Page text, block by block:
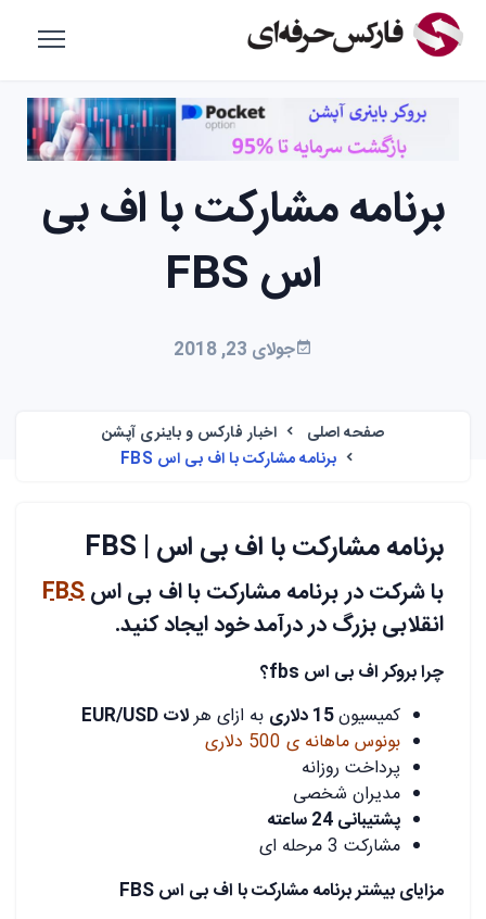
برنامه مشارکت با اف بی
اس FBS
جولای 23, 2018
صفحه اصلی
اخبار فارکس و باینری آپشن
برنامه مشارکت با اف بی اس FBS
برنامه مشارکت با اف بی اس | FBS
با شرکت در برنامه مشارکت با اف بی اسFBS
انقلابی بزرگ در درآمد خود ایجاد کنید.
چرا بروکر اف بی اس fbs؟
کمیسیون
به ازای هرلات EUR/USD
بونوس ماهانه ی 500 دلاری
پرداخت روزانه
مدیران شخصی
پشتیبانی 24 ساعته
مشارکت 3 مرحله ای
مزایای بیشتر برنامه مشارکت با اف بی اس FBS